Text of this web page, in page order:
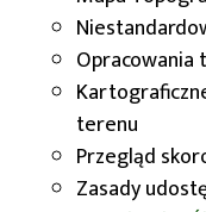
Opracowania
terenu
Przegląd
Zasady